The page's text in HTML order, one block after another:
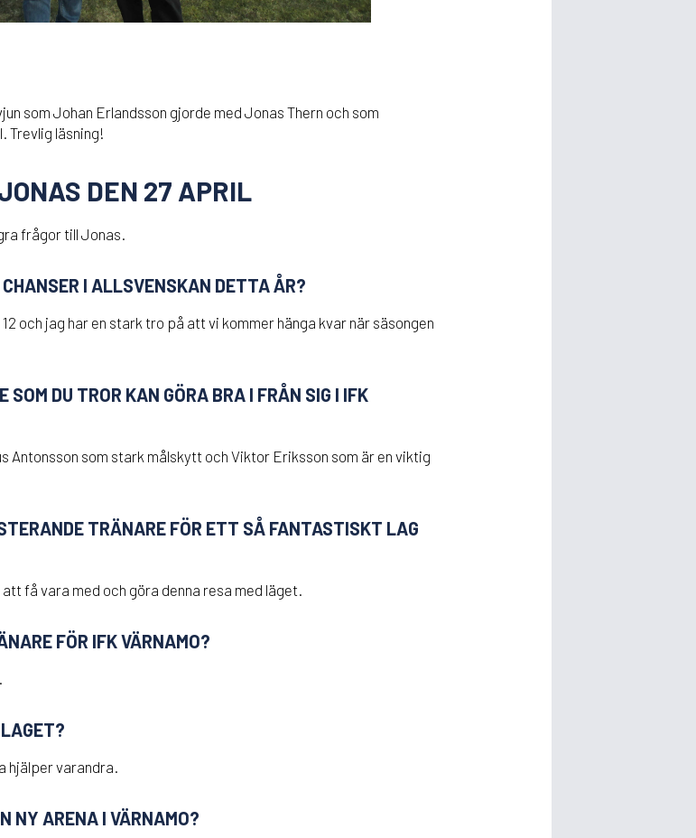
som Johan Erlandsson gjorde med Jonas Thern och som
Trevlig läsning!
DEN 27 APRIL
frågor till Jonas.
I ALLSVENSKAN DETTA ÅR?
och jag har en stark tro på att vi kommer hänga kvar när säsongen
SOM DU TROR KAN GÖRA BRA I FRÅN SIG I IFK
Antonsson som stark målskytt och Viktor Eriksson som är en viktig
TRÄNARE FÖR ETT SÅ FANTASTISKT LAG
få vara med och göra denna resa med läget.
FÖR IFK VÄRNAMO?
hjälper varandra.
NY ARENA I VÄRNAMO?